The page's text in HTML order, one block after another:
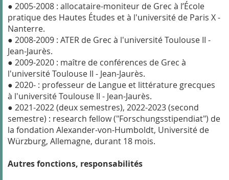
● 2005-2008 : allocataire-moniteur de Grec à l’École
pratique des Hautes Études et à l'université de Paris X -
Nanterre.
● 2008-2009 : ATER de Grec à l'université Toulouse II -
Jean-Jaurès.
● 2009-2020 : maître de conférences de Grec à
l'université Toulouse II - Jean-Jaurès.
● 2020- : professeur de Langue et littérature grecques
à l'université Toulouse II - Jean-Jaurès.
● 2021-2022 (deux semestres), 2022-2023 (second
semestre) : research fellow ("Forschungsstipendiat") de
la fondation Alexander-von-Humboldt, Université de
Würzburg, Allemagne, durant 18 mois.
Autres fonctions, responsabilités